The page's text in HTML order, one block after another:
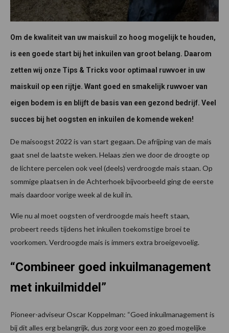
Om de kwaliteit van uw maiskuil zo hoog mogelijk te houden,
is een goede start bij het inkuilen van groot belang. Daarom
zetten wij onze Tips & Tricks voor optimaal ruwvoer in uw
maiskuil op een rijtje. Want goed en smakelijk ruwvoer van
eigen bodem is en blijft de basis van een gezond bedrijf. Veel
succes bij het oogsten en inkuilen de komende weken!
De maisoogst 2022 is van start gegaan. De afrijping van de mais
gaat snel de laatste weken. Helaas zien we door de droogte op
de lichtere percelen ook veel (deels) verdroogde mais staan. Op
sommige plaatsen in de Achterhoek bijvoorbeeld ging de eerste
mais daardoor vorige week al de kuil in.
Wie nu al moet oogsten of verdroogde mais heeft staan,
probeert reeds tijdens het inkuilen toekomstige broei te
voorkomen. Verdroogde mais is immers extra broeigevoelig.
“Combineer goed inkuilmanagement
met inkuilmiddel”
Pioneer-adviseur Oscar Koppelman: “Goed inkuilmanagement is
bij dit alles erg belangrijk, dus zorg voor een zo goed mogelijke